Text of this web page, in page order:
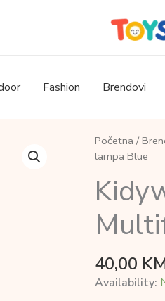
Fashion Brendovi
Početna /
lampa Blue
40,00
Availability: